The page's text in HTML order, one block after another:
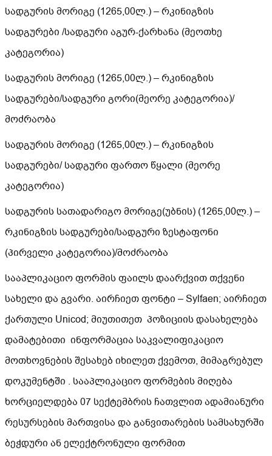
სადგურის მორიგე (1265,00ლ.) – რკინიგზის
სადგურები /სადგური აგურ-ქარხანა (მეოთხე
კატეგორია)
სადგურის მორიგე (1265,00ლ.) – რკინიგზის
სადგურები/სადგური გორი(მეორე კატეგორია)/
მოძრაობა
სადგურის მორიგე (1265,00ლ.) – რკინიგზის
სადგურები/ სადგური ფართო წყალი (მეორე
კატეგორია)
სადგურის სათადარიგო მორიგე(უბნის) (1265,00ლ.) –
რკინიგზის სადგურები/სადგური ზესტაფონი
(პირველი კატეგორია)/მოძრაობა
სააპლიკაციო ფორმის ფაილს დაარქვით თქვენი
სახელი და გვარი. აირჩიეთ ფონტი – Sylfaen; აირჩიეთ
ქართული Unicod; მიუთითეთ პოზიციის დასახელება
დამატებითი ინფორმაცია საკვალიფიკაციო
მოთხოვნების შესახებ იხილეთ ქვემოთ, მიმაგრებულ
დოკუმენტში . სააპლიკაციო ფორმების მიღება
ხორციელდება 07 სექტემბრის ჩათვლით ადამიანური
რესურსების მართვისა და განვითარების სამსახურში
ბეჭდური ან ელექტრონული ფორმით